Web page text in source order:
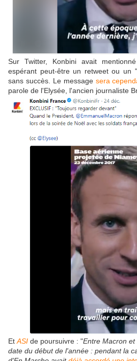
Sur Twitter, Konbini avait
espérant peut-être un retweet ou un
sans succès. Le message sera
parole de l'Elysée, l'ancien journaliste
EtASI de poursuivre : "Entre Macron
date du début de l'année : pendant la